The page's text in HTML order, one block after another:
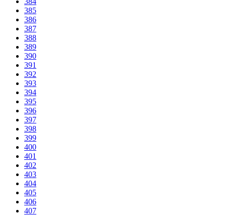
385
386
387
388
389
390
391
392
393
394
395
396
397
398
399
400
401
402
403
404
405
406
407